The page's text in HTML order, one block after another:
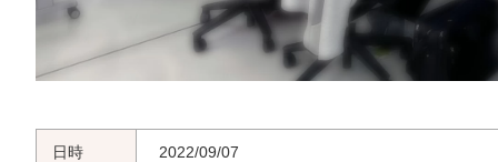
日時 2022/09/07